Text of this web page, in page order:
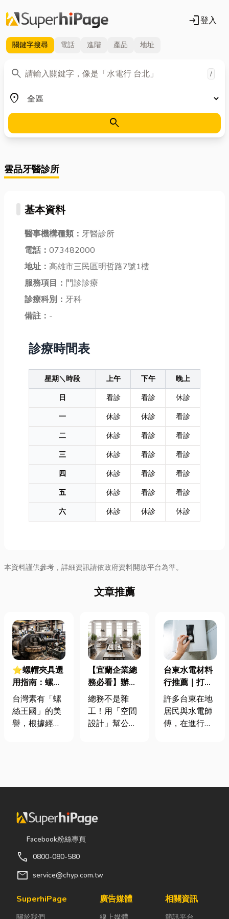
login登入
關鍵字搜尋 電話 進階 產品 地址
search
關鍵字 /
place
地區
search
雲品牙醫診所
基本資料
醫事機構種類： 牙醫診所
電話： 073482000
地址： 高雄市三民區明哲路7號1樓
服務項目： 門診診療
診療科別： 牙科
備註： -
診療時間表
星期＼時段 上午 下午
晚上
日
看診 看診
休診
一
休診 休診
看診
二
休診 看診
看診
三
休診 看診
看診
四
休診 看診
看診
五
休診 看診
看診
六
休診 休診 休診
本資料謹供參考，詳細資訊請依政府資料開放平台為準。
文章推薦
⭐螺帽夾具選
用指南：螺母
挾具頻繁耗
損？3大關鍵
提升扣件成型
台灣素有「螺
絲王國」的美
譽，根據經濟
額高達 42.1
螺帽（HS
731816）產
品即占總出口
在面對全球客
戶對扣件精度
日益嚴苛的趨
【宜蘭企業總
務必看】辦公
室如何打造高
效能職場？從
辦公桌椅、系
總務不是雜
工！用「空間
設計」幫公司
公室時，常覺
什麼補什麼」
換來員工抱怨
辦公室空間設
台東水電材料
行推薦｜打造
安全耐用的居
家環境
許多台東在地
居民與水電師
傅，在進行居
料行採購。除
關產品。 無論
Facebook粉絲專頁
call 0800-080-580
mail service@chyp.com.tw
SuperhiPage
關於我們
廣告媒體
線上媒體
相關資訊
簡訊平台